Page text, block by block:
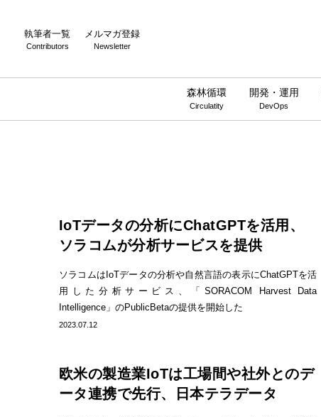
執筆者一覧
Contributors
メルマガ登録
Newsletter
森林循環
Circulatity
開発・運用
DevOps
IoTデータの分析にChatGPTを活用、
ソラコムが分析サービスを提供
ソラコムはIoTデータの分析や自然言語の表示にChatGPTを活
用した分析サービス、「SORACOM Harvest Data
Intelligence」のPublicBetaの提供を開始した
2023.07.12
欧米の製造業IoTは工場間や社外とのデ
ータ連携で先行、日本テラデータ